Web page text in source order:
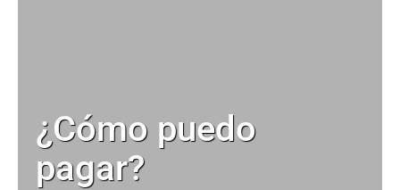
¿Cómo puedo
pagar?